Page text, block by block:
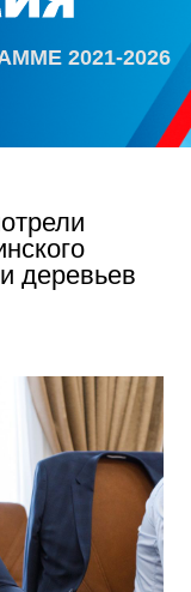
2021-2026
деревьев